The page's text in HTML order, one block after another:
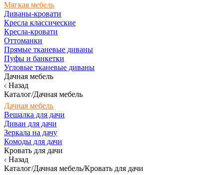
Мягкая мебель
Диваны-кровати
Кресла классические
Кресла-кровати
Оттоманки
Прямые тканевые диваны
Пуфы и банкетки
Угловые тканевые диваны
Дачная мебель
Назад
Каталог/Дачная мебель
Дачная мебель
Вешалка для дачи
Диван для дачи
Зеркала на дачу
Комоды для дачи
Кровать для дачи
Назад
Каталог/Дачная мебель/Кровать для дачи